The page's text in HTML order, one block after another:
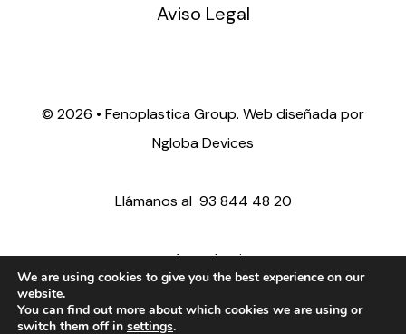
Aviso Legal
© 2026 • Fenoplastica Group. Web diseñada por
Ngloba Devices
Llámanos al 93 844 48 20
ventas@fenoplastica.com
export@fenoplastica.com
We are using cookies to give you the best experience on our
website.
You can find out more about which cookies we are using or
switch them off in settings.